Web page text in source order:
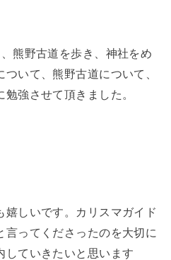
熊野古道を歩き、神社をめ
いて、熊野古道について、
強させて頂きました。
嬉しいです。カリスマガイド
言ってくださったのを大切に
していきたいと思います